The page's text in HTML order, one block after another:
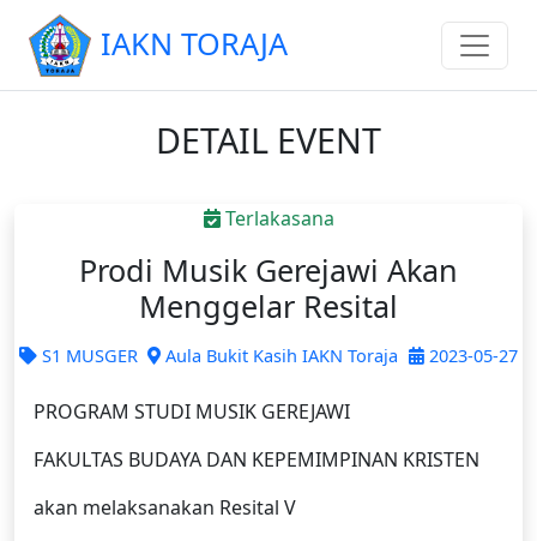
IAKN TORAJA
DETAIL EVENT
Terlakasana
Prodi Musik Gerejawi Akan
Menggelar Resital
S1 MUSGER Aula Bukit Kasih IAKN Toraja 2023-05-27
PROGRAM STUDI MUSIK GEREJAWI
FAKULTAS BUDAYA DAN KEPEMIMPINAN KRISTEN
akan melaksanakan Resital V